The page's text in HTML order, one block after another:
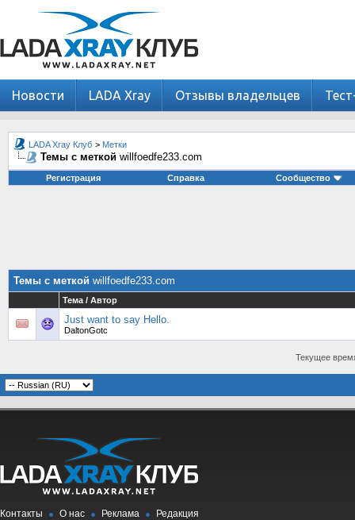
Новости LADA Xray Отзывы владельцев
LADA Xray Клуб > Метки
Темы с меткой willfoedfe233.com
Регистрация Справка Сообщество
Темы с меткой willfoedfe233.com
Тема / Автор
Just want to say Hello.
DaltonGotc
Текущее
Контакты О нас Реклама Редакция